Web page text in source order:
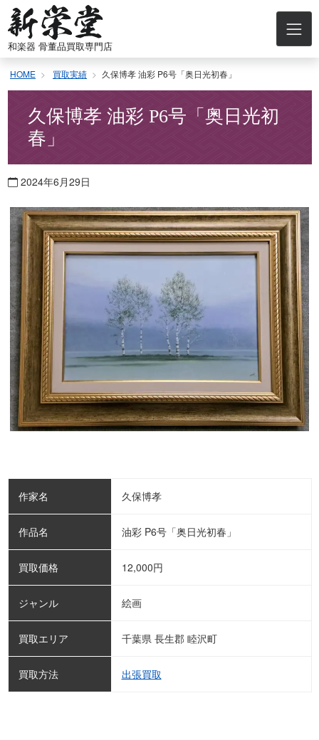
ン和楽器 骨董品買取専門店
HOME 買取実績 久保博孝 油彩 P6号「奥日光初春」
久保博孝 油彩 P6号「奥日光初
春」
2024年6月29日
作家名 久保博孝
作品名 油彩 P6号「奥日光初春」
買取価格 12,000円
ジャンル 絵画
買取エリア 千葉県 長生郡 睦沢町
買取方法 出張買取